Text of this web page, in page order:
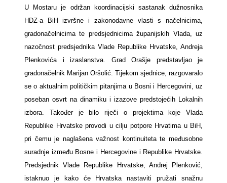
U Mostaru je održan koordinacijski sastanak dužnosnika
HDZ-a BiH izvršne i zakonodavne vlasti s načelnicima,
gradonačelnicima te predsjednicima županijskih Vlada, uz
nazočnost predsjednika Vlade Republike Hrvatske, Andreja
Plenkovića i izaslanstva. Grad Orašje predstavljao je
gradonačelnik Marijan Oršolić. Tijekom sjednice, razgovaralo
se o aktualnim političkim pitanjima u Bosni i Hercegovini, uz
poseban osvrt na dinamiku i izazove predstojećih Lokalnih
izbora. Također je bilo riječi o projektima koje Vlada
Republike Hrvatske provodi u cilju potpore Hrvatima u BiH,
pri čemu je naglašena važnost kontinuiteta te međusobne
suradnje između Bosne i Hercegovine i Republike Hrvatske.
Predsjednik Vlade Republike Hrvatske, Andrej Plenković,
istaknuo je kako će Hrvatska nastaviti pružati snažnu